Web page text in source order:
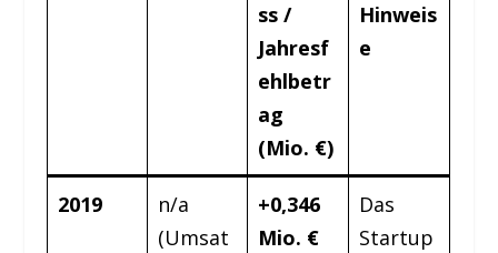
ss /
Jahresf
ehlbetr
ag
(Mio. €)
Hinweis
e
2019
n/a
(Umsat
+0,346
Mio. €
Das
Startup